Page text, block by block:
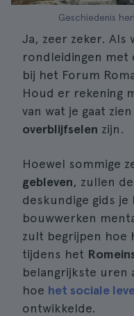
Geschiedenis
Ja, zeer zeker. Als
rondleidingen met
bij het Forum
Houd er rekening
van wat je gaat zien
overblijfselen zijn.
Hoewel sommige
gebleven, zullen
deskundige gids
bouwwerken
zult begrijpen hoe
tijdens het
belangrijkste uren
hoe het sociale
ontwikkelde.